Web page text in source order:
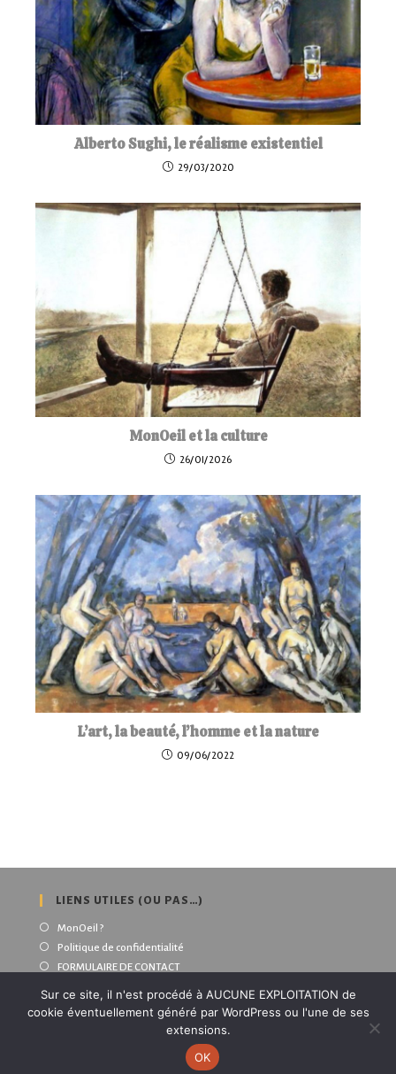
Alberto Sughi, le réalisme existentiel
29/03/2020
MonOeil et la culture
26/01/2026
L’art, la beauté, l’homme et la nature
09/06/2022
LIENS UTILES (OU PAS…)
MonOeil ?
Politique de confidentialité
FORMULAIRE DE CONTACT
Bluesky Mastodon X Facebook
Copyright MonOeil 2026 | Fait avec
Sur ce site, il n'est procédé à AUCUNE EXPLOITATION de
cookie éventuellement généré par WordPress ou l'une de ses
extensions.
OK